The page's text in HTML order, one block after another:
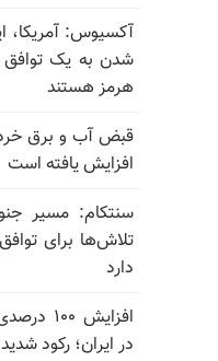
آکسیوس: آمریکا،
شدن به یک توافق
هرمز هستند
افزایش یافته است
سنتکام: مسیر
تلاش‌ها برای
دارد
در ایران؛ رکود